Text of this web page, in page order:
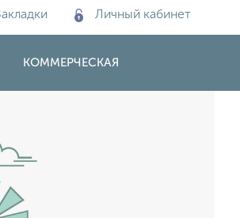
Личный кабинет
КОММЕРЧЕСКАЯ